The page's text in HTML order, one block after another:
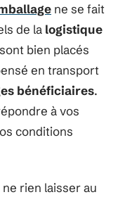
ne se fait
de la logistique
sont bien placés
en transport
bénéficiaires.
à vos
conditions
rien laisser au